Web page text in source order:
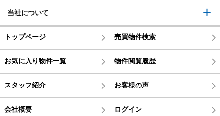
当社について
トップページ 売買物件検索
お気に入り物件一覧 物件閲覧履歴
スタッフ紹介 お客様の声
会社概要 ログイン